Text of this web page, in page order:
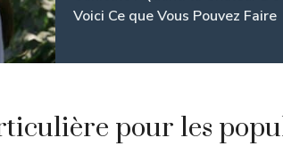
Voici Ce que Vous Pouvez Faire
pour les